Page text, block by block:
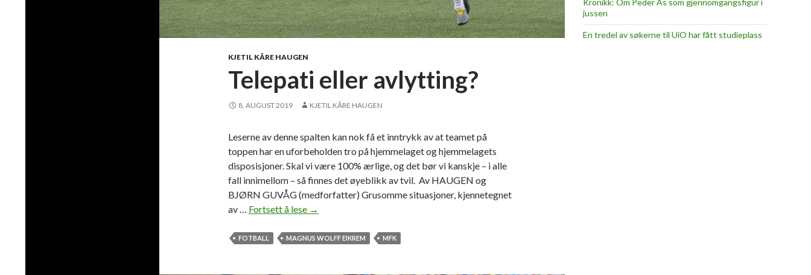
F
K
!
»
KJETIL KÅRE HAUGEN
Telepati eller avlytting?
8. AUGUST 2019 KJETIL KÅRE HAUGEN
Leserne av denne spalten kan nok få et inntrykk av at teamet på
toppen har en uforbeholden tro på hjemmelaget og hjemmelagets
disposisjoner. Skal vi være 100% ærlige, og det bør vi kanskje – i alle
fall innimellom – så finnes det øyeblikk av tvil. Av HAUGEN og
BJØRN GUVÅG (medforfatter) Grusomme situasjoner, kjennetegnet
av … Fortsett å lese T
l
→
FOTBALL MAGNUS WOLFF EIKREM MFK
Kronikk: Om Peder Ås som gjennomgangsfigur i
jussen
En tredel av søkerne til UiO har fått studieplass